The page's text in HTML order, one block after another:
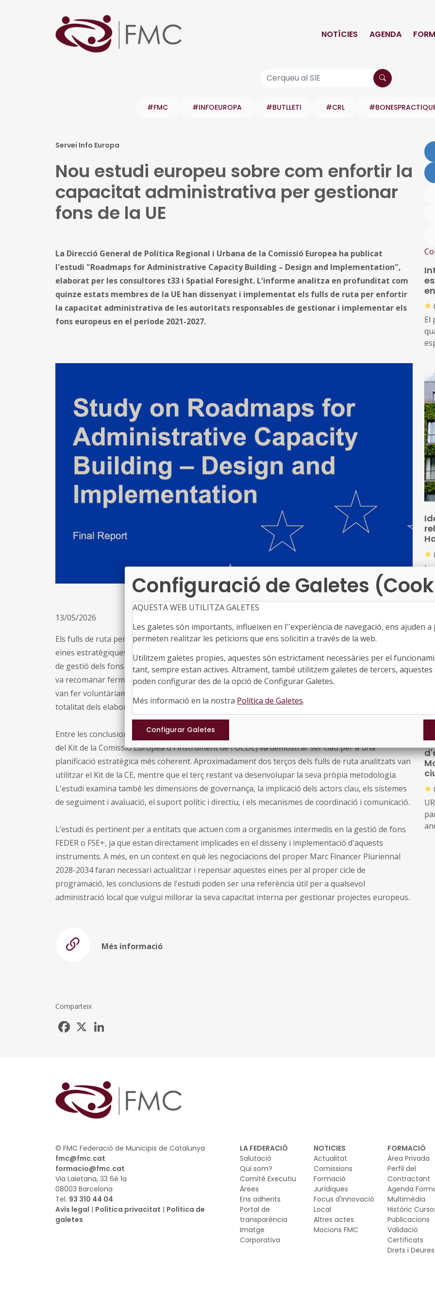
NOTÍCIES AGENDA
#FMC #INFOEUROPA #BUTLLETI #CRL
Servei Info Europa
Nou estudi europeu sobre com enfortir la
capacitat administrativa per gestionar
fons de la UE
La Direcció General de Política Regional i Urbana de la Comissió Europea ha publicat
l'estudi "Roadmaps for Administrative Capacity Building – Design and Implementation",
elaborat per les consultores t33 i Spatial Foresight. L'informe analitza en profunditat com
quinze estats membres de la UE han dissenyat i implementat els fulls de ruta per enfortir
la capacitat administrativa de les autoritats responsables de gestionar i implementar els
fons europeus en el període 2021-2027.
13/05/2026
Els fulls de ruta per a la construcció de capacitat administrativa (ACB) van ser introduïts com a
eines estratègiques i operatives per al període 2021-2027, amb l'objectiu d'enfortir les estructures
de gestió dels fons europeus i garantir que siguin eficients i transparents. La Comissió Europea
va recomanar fermament que deu estats membres els desenvolupessin, mentre que cinc altres ho
van fer voluntàriament. L'estudi analitza divuit fulls de ruta a escala nacional i regional, cobrint la
totalitat dels elaborats a la UE.
Entre les conclusions destacades, l'ús de metodologies estructurades (com l'eina d'autoavaluació
del Kit de la Comissió Europea o l'instrument de l'OCDE) va demostrar ser clau per a una
planificació estratègica més coherent. Aproximadament dos terços dels fulls de ruta analitzats van
utilitzar el Kit de la CE, mentre que el terç restant va desenvolupar la seva pròpia metodologia.
L'estudi examina també les dimensions de governança, la implicació dels actors clau, els sistemes
de seguiment i avaluació, el suport polític i directiu, i els mecanismes de coordinació i comunicació.
L’estudi és pertinent per a entitats que actuen com a organismes intermedis en la gestió de fons
FEDER o FSE+, ja que estan directament implicades en el disseny i implementació d'aquests
instruments. A més, en un context en què les negociacions del proper Marc Financer Pluriennal
2028-2034 faran necessari actualitzar i repensar aquestes eines per al proper cicle de
programació, les conclusions de l'estudi poden ser una referència útil per a qualsevol
administració local que vulgui millorar la seva capacitat interna per gestionar projectes europeus.
Més informació
Comparteix
Facebook
●
El
●
●
●
LA FEDERACIÓ
Salutació
Qui som?
Comitè Executiu
Àrees
Ens adherits
Portal de
transparència
Imatge
Corporativa
NOTICIES
Actualitat
Comissions
Formació
Jurídiques
Focus d'Innovació
Local
Altres actes
Mocions FMC
FORMACIÓ
Àrea Privada
Perfil del
Contractant
Agenda
Multimèdia
Històric
Publicacions
Validació
Certificats
Drets i Deures
© FMC Federació de Municipis de Catalunya
fmc@fmc.cat
formacio@fmc.cat
Via Laietana, 33 6è 1a
08003 Barcelona
Tel. 93 310 44 04
Avís legal | Política privacitat | Política de
galetes
Configuració de Galetes
AQUESTA WEB UTILITZA GALETES
Les galetes són importants, influeixen en l''experiència de navegació, ens ajuden
permeten realitzar les peticions que ens solicitin a través de la web.
Utilitzem galetes propies, aquestes són estrictament necessàries per el
tant, sempre estan actives. Altrament, també utilitzem galetes de tercers, aquestes
poden configurar des de la opció de Configurar Galetes.
Més informació en la nostra Política de Galetes.